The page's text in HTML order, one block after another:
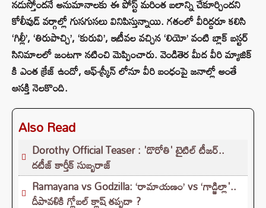
నడుస్తోందనే అనుమానాలకు ఈ పోస్ట్ మరింత బలాన్ని చేకూర్చిందని
కోలీవుడ్ వర్గాల్లో గుసగుసలు వినిపిస్తున్నాయి. గతంలో వీరిద్దరూ కలిసి
‘గిల్లీ’, ‘తిరుపాచ్చి’, ‘కురువి’, ఇటీవల వచ్చిన ‘లియో’ వంటి బ్లాక్ బస్టర్
సినిమాలలో జంటగా నటించి మెప్పించారు. వెండితెర మీద వీరి మ్యాజిక్
కి ఎంత క్రేజ్ ఉందో, ఆఫ్-స్క్రీన్ లోనూ వీరి బంధంపై జనాల్లో అంతే
ఆసక్తి నెలకొంది.
Also Read
Dorothy Official Teaser : 'డొరోతి' టైటిల్ టీజర్..
దటీజ్ కార్తీక్ సుబ్బరాజ్
Ramayana vs Godzilla: ‘రామాయణం’ vs ‘గాడ్జిల్లా'..
దీపావళికి గ్లోబల్ క్లాష్ తప్పదా ?